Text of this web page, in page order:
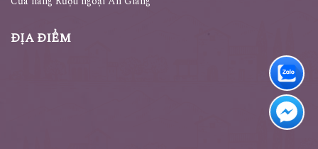
ĐỊA ĐIỂM